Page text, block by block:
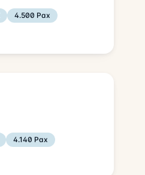
4.500 Pax
4.140 Pax